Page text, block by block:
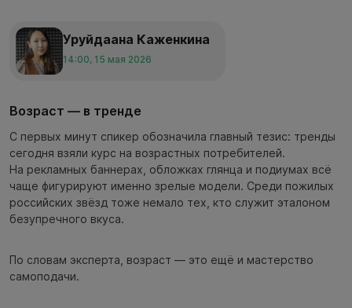
Уруйдаана Каженкина
14:00, 15 мая 2026
Возраст — в тренде
С первых минут спикер обозначила главный тезис: тренды
сегодня взяли курс на возрастных потребителей.
На рекламных баннерах, обложках глянца и подиумах всё
чаще фигурируют именно зрелые модели. Среди пожилых
российских звёзд тоже немало тех, кто служит эталоном
безупречного вкуса.
По словам эксперта, возраст — это ещё и мастерство
самоподачи.